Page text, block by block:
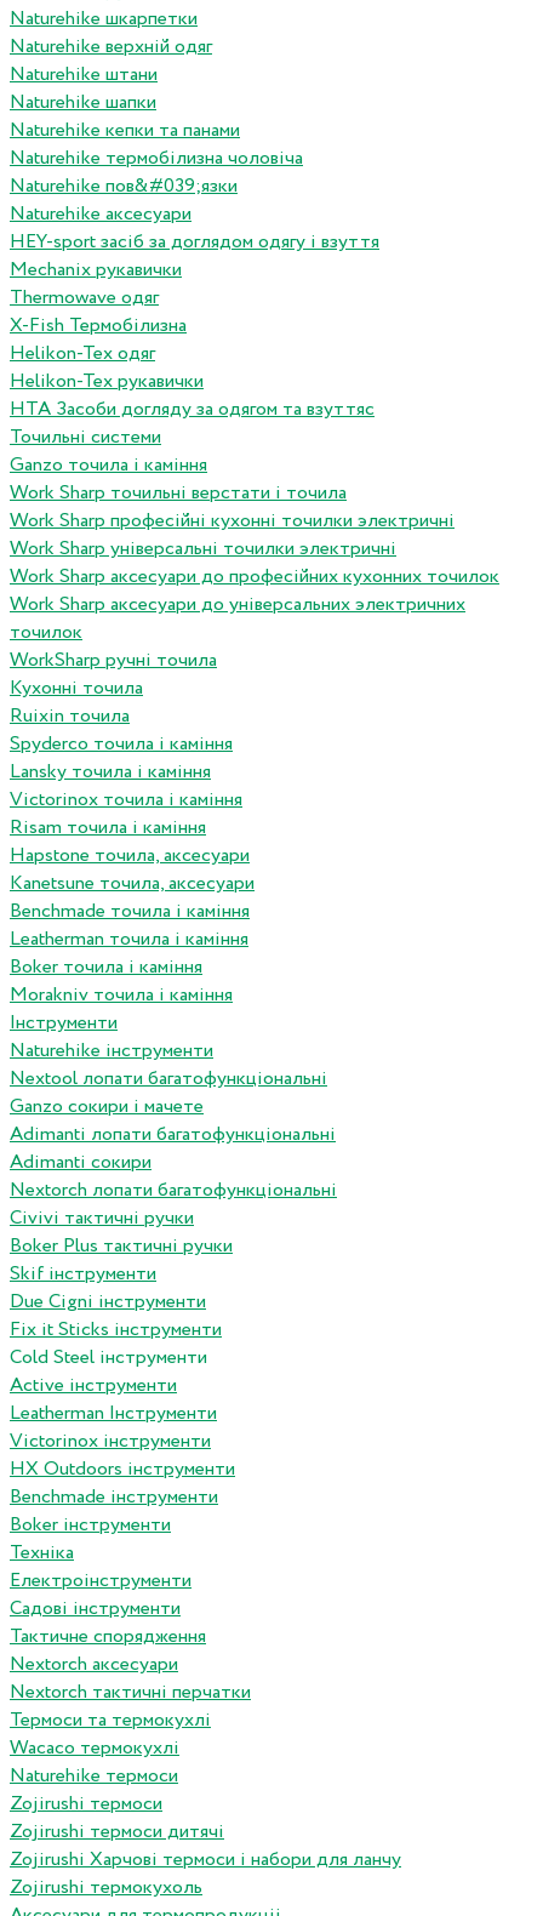
Naturehike шкарпетки
Naturehike верхній одяг
Naturehike штани
Naturehike шапки
Naturehike кепки та панами
Naturehike термобілизна чоловіча
Naturehike пов&#039;язки
Naturehike аксесуари
HEY-sport засіб за доглядом одягу і взуття
Mechanix рукавички
Thermowave одяг
X-Fish Термобілизна
Helikon-Tex одяг
Helikon-Tex рукавички
HTA Засоби догляду за одягом та взуттяс
Точильні системи
Ganzo точила і каміння
Work Sharp точильні верстати і точила
Work Sharp професiйнi кухоннi точилки электричнi
Work Sharp унiверсальнi точилки электричнi
Work Sharp аксесуари до професiйних кухонних точилок
Work Sharp аксесуари до унiверсальних электричних
точилок
WorkSharp ручні точила
Кухонні точила
Ruixin точила
Spyderco точила і каміння
Lansky точила і каміння
Victorinox точила і каміння
Risam точила і каміння
Hapstone точила, аксесуари
Kanetsune точила, аксесуари
Benchmade точила і каміння
Leatherman точила і каміння
Boker точила і каміння
Morakniv точила і каміння
Інструменти
Naturehike інструменти
Nextool лопати багатофункціональні
Ganzo сокири і мачете
Adimanti лопати багатофункціональні
Adimanti сокири
Nextorch лопати багатофункціональні
Сivivi тактичні ручки
Boker Plus тактичні ручки
Skif інструменти
Due Cigni інструменти
Fix it Sticks інструменти
Сold Steel інструменти
Active інструменти
Leatherman Інструменти
Victorinox інструменти
HX Outdoors інструменти
Benchmade інструменти
Boker інструменти
Техніка
Електроінструменти
Садові інструменти
Тактичне спорядження
Nextorch аксесуари
Nextorch тактичні перчатки
Термоси та термокухлі
Wacaco термокухлі
Naturehike термоси
Zojirushi термоси
Zojirushi термоси дитячі
Zojirushi Харчові термоси і набори для ланчу
Zojirushi термокухоль